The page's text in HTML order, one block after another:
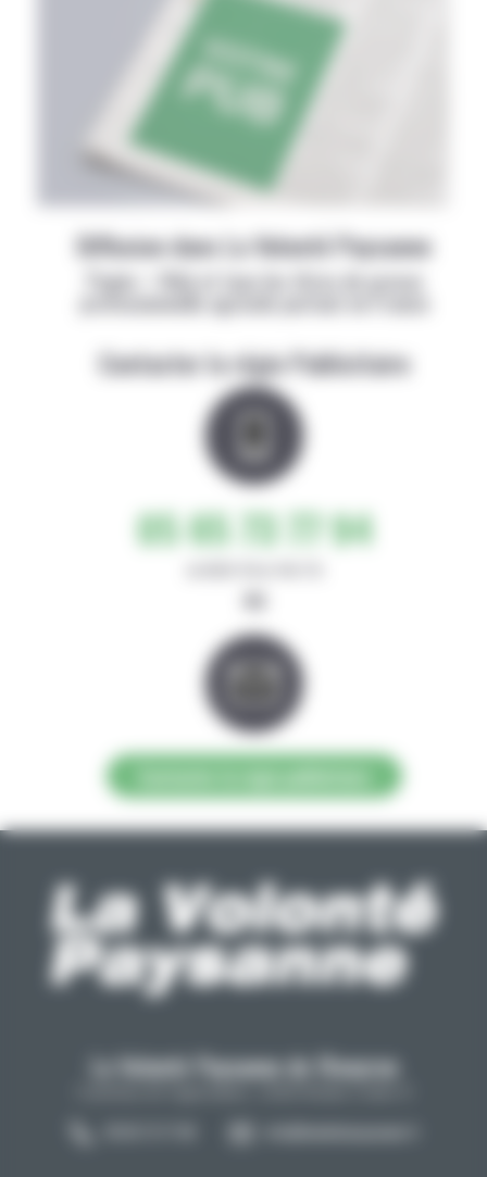
Diffusion dans La Volonté Paysanne
Papier + Web et tous les titres de presse
Contacter la régie Publicitaire
05 65 73 77 94
ou
La Volonté Paysanne de l'Aveyron